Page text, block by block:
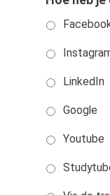
LinkedIn
Google
Youtube